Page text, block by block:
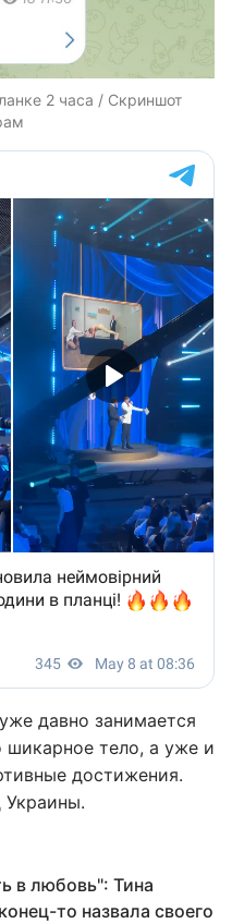
2 часа / Скриншот
давно занимается
шикарное тело, а уже и
достижения.
Украины.
в любовь": Тина
то назвала своего